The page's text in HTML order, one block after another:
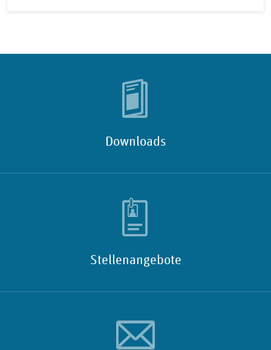
Downloads
Stellenangebote